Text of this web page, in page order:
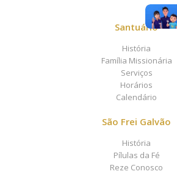
Santuário
História
Família Missionária
Serviços
Horários
Calendário
São Frei Galvão
História
Pílulas da Fé
Reze Conosco